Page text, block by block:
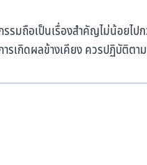
รมถือเป็นเรื่องสำคัญไม่น้อยไป
รเกิดผลข้างเคียง ควรปฏิบัติต